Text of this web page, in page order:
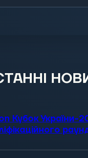
Кубок України-